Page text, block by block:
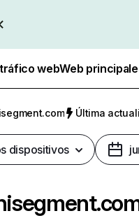
webWeb
Última
dispositivos